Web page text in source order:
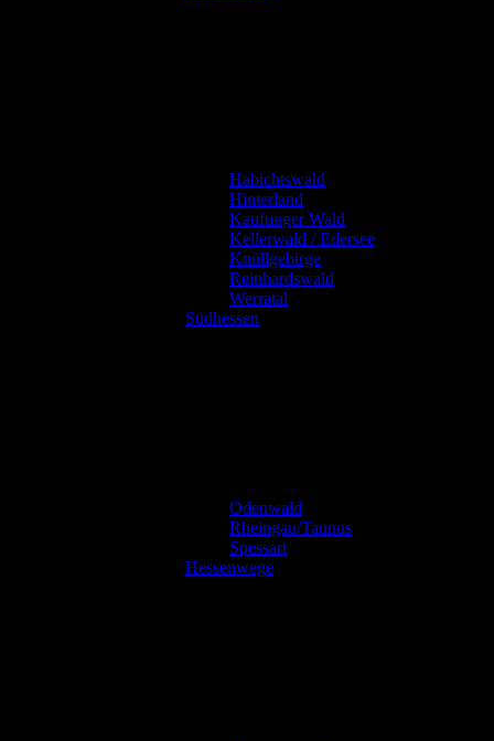
Habichtswald
Hinterland
Kaufunger Wald
Kellerwald / Edersee
Knüllgebirge
Reinhardswald
Werratal
Südhessen
Odenwald
Rheingau/Taunus
Spessart
Hessenwege